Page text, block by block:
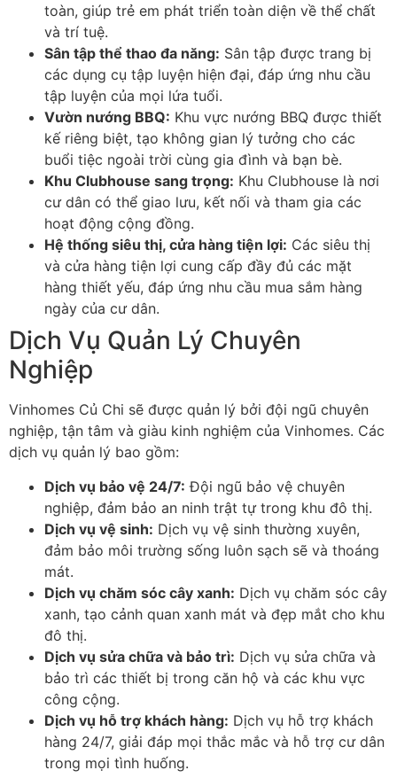
toàn, giúp trẻ em phát triển toàn diện về thể chất
và trí tuệ.
Sân tập thể thao đa năng: Sân tập được trang bị
các dụng cụ tập luyện hiện đại, đáp ứng nhu cầu
tập luyện của mọi lứa tuổi.
Vườn nướng BBQ: Khu vực nướng BBQ được thiết
kế riêng biệt, tạo không gian lý tưởng cho các
buổi tiệc ngoài trời cùng gia đình và bạn bè.
Khu Clubhouse sang trọng: Khu Clubhouse là nơi
cư dân có thể giao lưu, kết nối và tham gia các
hoạt động cộng đồng.
Hệ thống siêu thị, cửa hàng tiện lợi: Các siêu thị
và cửa hàng tiện lợi cung cấp đầy đủ các mặt
hàng thiết yếu, đáp ứng nhu cầu mua sắm hàng
ngày của cư dân.
Dịch Vụ Quản Lý Chuyên
Nghiệp
Vinhomes Củ Chi sẽ được quản lý bởi đội ngũ chuyên
nghiệp, tận tâm và giàu kinh nghiệm của Vinhomes. Các
dịch vụ quản lý bao gồm:
Dịch vụ bảo vệ 24/7: Đội ngũ bảo vệ chuyên
nghiệp, đảm bảo an ninh trật tự trong khu đô thị.
Dịch vụ vệ sinh: Dịch vụ vệ sinh thường xuyên,
đảm bảo môi trường sống luôn sạch sẽ và thoáng
mát.
Dịch vụ chăm sóc cây xanh: Dịch vụ chăm sóc cây
xanh, tạo cảnh quan xanh mát và đẹp mắt cho khu
đô thị.
Dịch vụ sửa chữa và bảo trì: Dịch vụ sửa chữa và
bảo trì các thiết bị trong căn hộ và các khu vực
công cộng.
Dịch vụ hỗ trợ khách hàng: Dịch vụ hỗ trợ khách
hàng 24/7, giải đáp mọi thắc mắc và hỗ trợ cư dân
trong mọi tình huống.